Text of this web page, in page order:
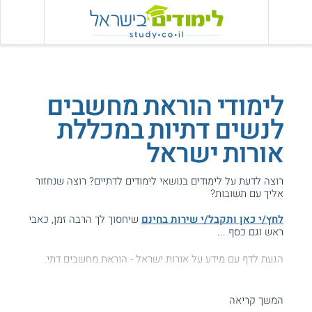
לימודי הוראת מחשבים
לנשים דתיות במכללת
אורות ישראל
רוצה לדעת על לימודים בנושאי לימודים לדתיים? רוצה שנחזור
אליך עם תשובות?
לחץ/י כאן ותקבל/י שירות בחינם שיחסוך לך הרבה זמן, כאבי
ראש וגם כסף ...
הגעת לדף עם מידע על אורות ישראל - הוראת מחשבים דתי.
עזרנו גם לך? דרג אותנו:המשך קריאה